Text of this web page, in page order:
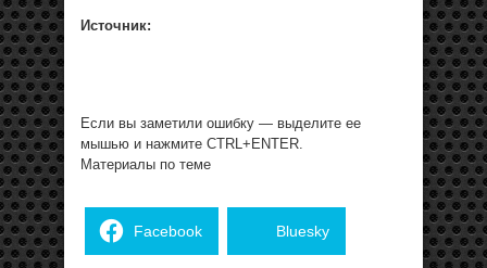
Источник:
Если вы заметили ошибку — выделите ее
мышью и нажмите CTRL+ENTER.
Материалы по теме
Facebook Bluesky